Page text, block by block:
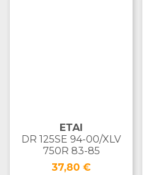
ETAI
DR 125SE 94-00/XLV
750R 83-85
Prix
37,80 €